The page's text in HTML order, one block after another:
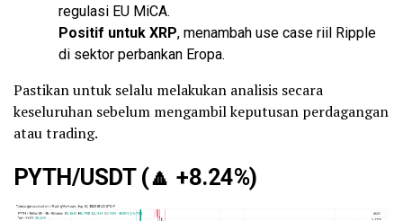
regulasi EU MiCA.
Positif untuk XRP, menambah use case riil Ripple
di sektor perbankan Eropa.
Pastikan untuk selalu melakukan analisis secara
keseluruhan sebelum mengambil keputusan perdagangan
atau trading.
PYTH/USDT (🔼 +8.24%)